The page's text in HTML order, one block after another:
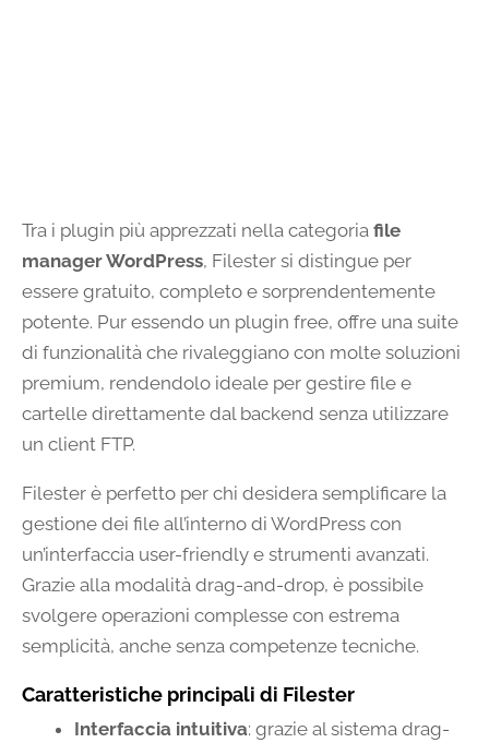
Tra i plugin più apprezzati nella categoria file
manager WordPress, Filester si distingue per
essere gratuito, completo e sorprendentemente
potente. Pur essendo un plugin free, offre una suite
di funzionalità che rivaleggiano con molte soluzioni
premium, rendendolo ideale per gestire file e
cartelle direttamente dal backend senza utilizzare
un client FTP.
Filester è perfetto per chi desidera semplificare la
gestione dei file all’interno di WordPress con
un’interfaccia user-friendly e strumenti avanzati.
Grazie alla modalità drag-and-drop, è possibile
svolgere operazioni complesse con estrema
semplicità, anche senza competenze tecniche.
Caratteristiche principali di Filester
Interfaccia intuitiva: grazie al sistema drag-